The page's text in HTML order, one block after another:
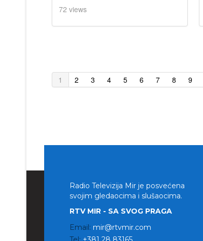
72 views
1 2 3 4 5 6 7 8 9
Radio Televizija Mir je posvećena
svojim gledaocima i slušaocima.
RTV MIR - SA SVOG PRAGA
Email: mir@rtvmir.com